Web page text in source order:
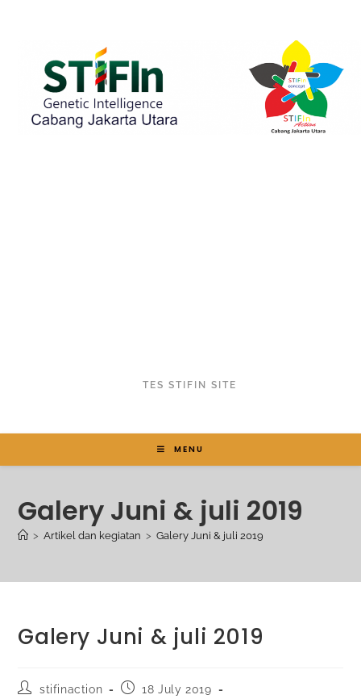
TES STIFIN SITE
MENU
Galery Juni & juli 2019
> Artikel dan kegiatan > Galery Juni & juli 2019
Galery Juni & juli 2019
stifinaction
18 July 2019